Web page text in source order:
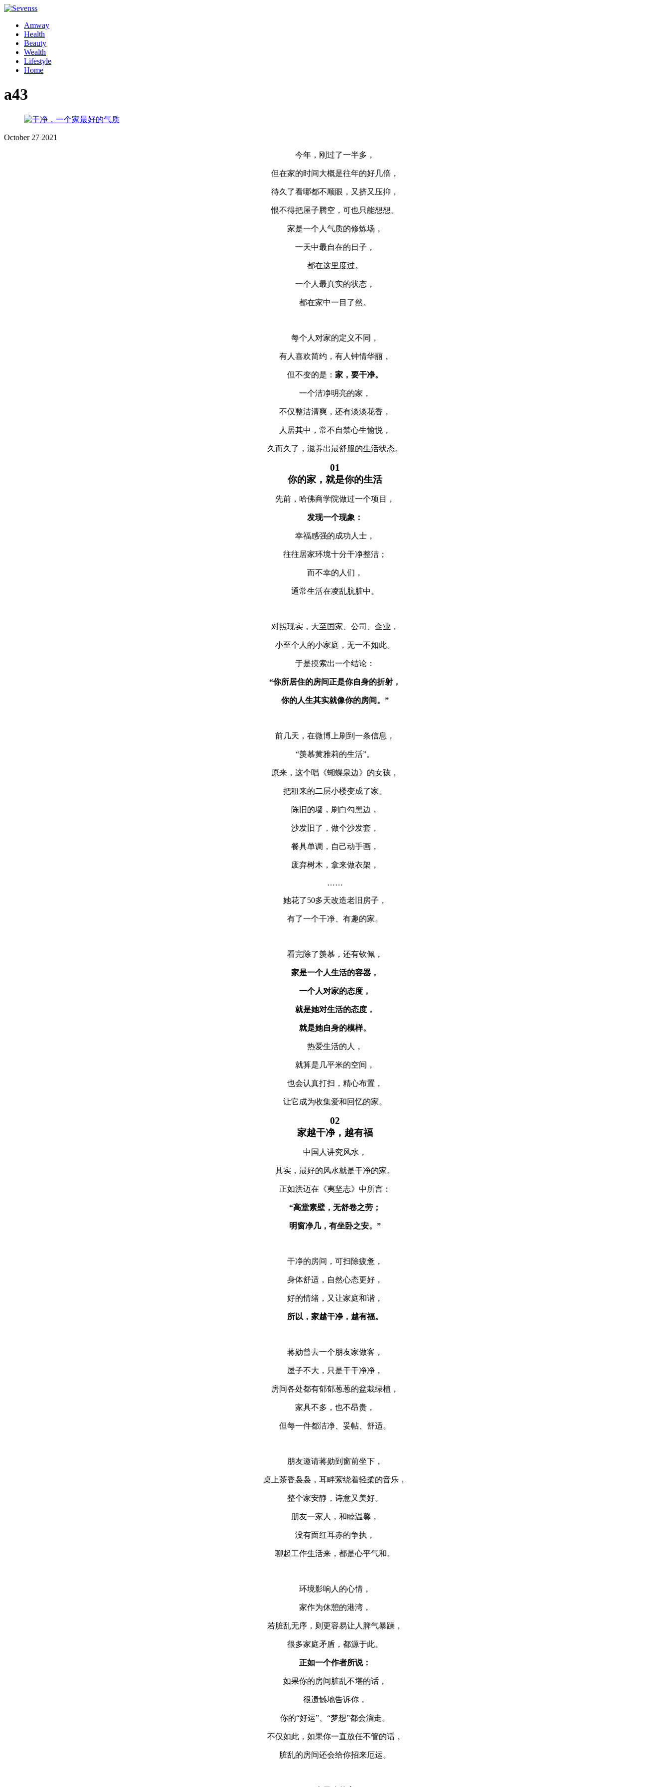
Amway
Health
Beauty
Wealth
Lifestyle
Home
a43
October 27 2021
今年，刚过了一半多，
但在家的时间大概是往年的好几倍，
待久了看哪都不顺眼，又挤又压抑，
恨不得把屋子腾空，可也只能想想。
家是一个人气质的修炼场，
一天中最自在的日子，
都在这里度过。
一个人最真实的状态，
都在家中一目了然。
每个人对家的定义不同，
有人喜欢简约，有人钟情华丽，
但不变的是： 家，要干净。
一个洁净明亮的家，
不仅整洁清爽，还有淡淡花香，
人居其中，常不自禁心生愉悦，
久而久了，滋养出最舒服的生活状态。
01
你的家，就是你的生活
先前，哈佛商学院做过一个项目，
发现一个现象：
幸福感强的成功人士，
往往居家环境十分干净整洁；
而不幸的人们，
通常生活在凌乱肮脏中。
对照现实，大至国家、公司、企业，
小至个人的小家庭，无一不如此。
于是摸索出一个结论：
“你所居住的房间正是你自身的折射，
你的人生其实就像你的房间。”
前几天，在微博上刷到一条信息，
“羡慕黄雅莉的生活”。
原来，这个唱《蝴蝶泉边》的女孩，
把租来的二层小楼变成了家。
陈旧的墙，刷白勾黑边，
沙发旧了，做个沙发套，
餐具单调，自己动手画，
废弃树木，拿来做衣架，
……
她花了50多天改造老旧房子，
有了一个干净、有趣的家。
看完除了羡慕，还有钦佩，
家是一个人生活的容器，
一个人对家的态度，
就是她对生活的态度，
就是她自身的模样。
热爱生活的人，
就算是几平米的空间，
也会认真打扫，精心布置，
让它成为收集爱和回忆的家。
02
家越干净，越有福
中国人讲究风水，
其实，最好的风水就是干净的家。
正如洪迈在《夷坚志》中所言：
“高堂素壁，无舒卷之劳；
明窗净几，有坐卧之安。”
干净的房间，可扫除疲惫，
身体舒适，自然心态更好，
好的情绪，又让家庭和谐，
所以，家越干净，越有福。
蒋勋曾去一个朋友家做客，
屋子不大，只是干干净净，
房间各处都有郁郁葱葱的盆栽绿植，
家具不多，也不昂贵，
但每一件都洁净、妥帖、舒适。
朋友邀请蒋勋到窗前坐下，
桌上茶香袅袅，耳畔萦绕着轻柔的音乐，
整个家安静，诗意又美好。
朋友一家人，和睦温馨，
没有面红耳赤的争执，
聊起工作生活来，都是心平气和。
环境影响人的心情，
家作为休憩的港湾，
若脏乱无序，则更容易让人脾气暴躁，
很多家庭矛盾，都源于此。
正如一个作者所说：
如果你的房间脏乱不堪的话，
很遗憾地告诉你，
你的“好运”、“梦想”都会溜走。
不仅如此，如果你一直放任不管的话，
脏乱的房间还会给你招来厄运。